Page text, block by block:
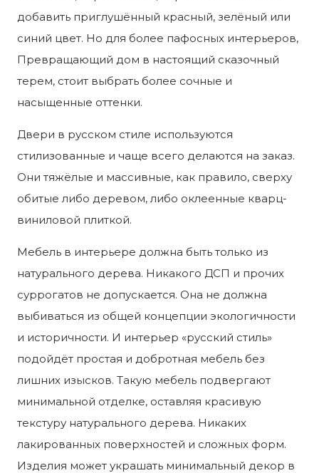
добавить приглушённый красный, зелёный или
синий цвет. Но для более пафосных интерьеров,
Превращающий дом в настоящий сказочный
терем, стоит выбрать более сочные и
насыщенные оттенки.
Двери в русском стиле используются
стилизованные и чаще всего делаются на заказ.
Они тяжёлые и массивные, как правило, сверху
обитые либо деревом, либо оклеенные кварц-
виниловой плиткой.
Мебель в интерьере должна быть только из
натурального дерева. Никакого ДСП и прочих
суррогатов не допускается. Она не должна
выбиваться из общей концепции экологичности
и историчности. И интерьер «русский стиль»
подойдёт простая и добротная мебель без
лишних изысков. Такую мебель подвергают
минимальной отделке, оставляя красивую
текстуру натурального дерева. Никаких
лакированных поверхностей и сложных форм.
Изделия может украшать минимальный декор в